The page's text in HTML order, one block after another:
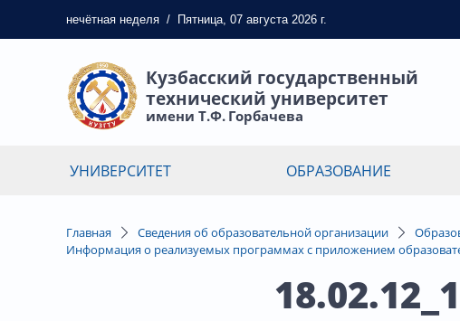
нечётная неделя / Пятница, 07 августа 2026 г.
Кузбасский государственный
технический университет
имени Т.Ф. Горбачева
УНИВЕРСИТЕТ ОБРАЗОВАНИЕ
Главная Сведения об образовательной организации
Информация о реализуемых программах с приложением